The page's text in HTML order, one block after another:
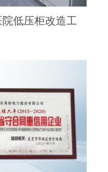
低压柜改造工